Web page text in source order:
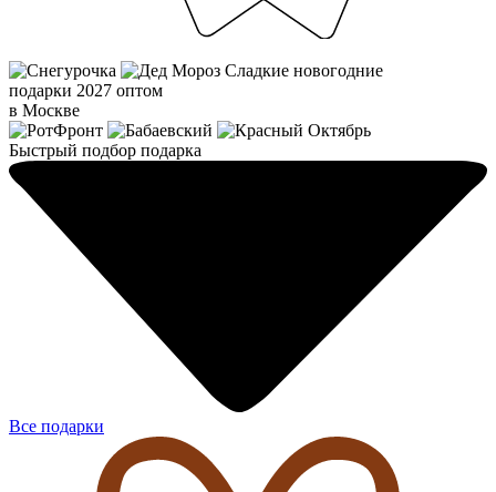
Сладкие новогодние
подарки 2027 оптом
в Москве
Быстрый подбор подарка
Все подарки